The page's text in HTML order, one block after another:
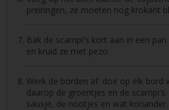
preiringen, ze moeten nog krokant
Bak de scampi's kort aan in een
en kruid ze met pezo.
Werk de borden af: doe op elk bord
daarop de groentjes en de
sausje, de nootjes en wat koriander.